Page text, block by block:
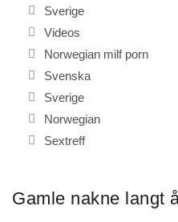
Sverige
Videos
Norwegian milf porn
Svenska
Sverige
Norwegian
Sextreff
Gamle nakne langt